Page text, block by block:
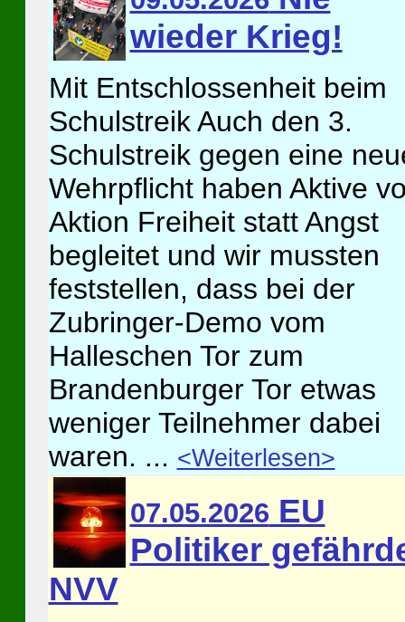
wieder Krieg!
Mit Entschlossenheit beim
Schulstreik Auch den 3.
Schulstreik gegen eine
Wehrpflicht haben Aktive
Aktion Freiheit statt Angst
begleitet und wir mussten
feststellen, dass bei der
Zubringer-Demo vom
Halleschen Tor zum
Brandenburger Tor etwas
weniger Teilnehmer dabei
waren. ... <Weiterlesen>
07.05.2026 EU
Politiker
NVV